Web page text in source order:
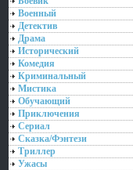
Военный
Детектив
Драма
Исторический
Комедия
Криминальный
Мистика
Обучающий
Приключения
Сериал
Сказка/Фэнтези
Триллер
Ужасы